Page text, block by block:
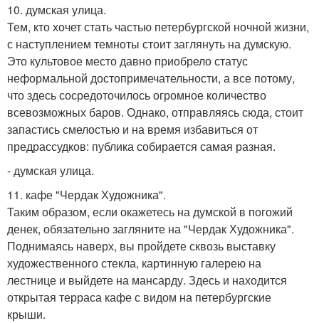
10. думская улица.
Тем, кто хочет стать частью петербургской ночной жизни,
с наступлением темноты стоит заглянуть на думскую.
Это культовое место давно приобрело статус
неформальной достопримечательности, а все потому,
что здесь сосредоточилось огромное количество
всевозможных баров. Однако, отправляясь сюда, стоит
запастись смелостью и на время избавиться от
предрассудков: публика собирается самая разная.
- думская улица.
11. кафе "Чердак Художника".
Таким образом, если окажетесь на думской в погожий
денек, обязательно загляните на "Чердак Художника".
Поднимаясь наверх, вы пройдете сквозь выставку
художественного стекла, картинную галерею на
лестнице и выйдете на мансарду. Здесь и находится
открытая терраса кафе с видом на петербургские
крыши.